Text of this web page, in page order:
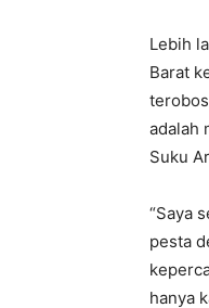
Lebih
Barat
adalah
Suku
“Saya
pesta
hanya